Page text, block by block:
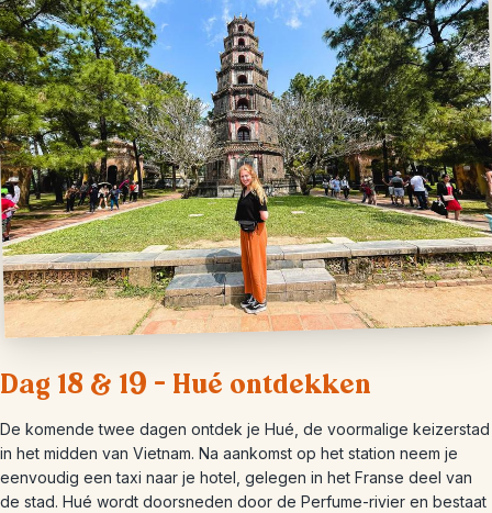
Dag 18 & 19 – Hué ontdekken
De komende twee dagen ontdek je Hué, de voormalige keizerstad
in het midden van Vietnam. Na aankomst op het station neem je
eenvoudig een taxi naar je hotel, gelegen in het Franse deel van
de stad. Hué wordt doorsneden door de Perfume-rivier en bestaat